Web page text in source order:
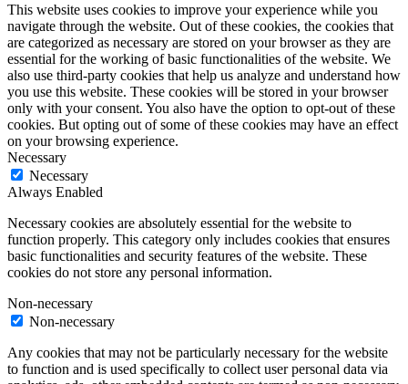
This website uses cookies to improve your experience while you
navigate through the website. Out of these cookies, the cookies that
are categorized as necessary are stored on your browser as they are
essential for the working of basic functionalities of the website. We
also use third-party cookies that help us analyze and understand how
you use this website. These cookies will be stored in your browser
only with your consent. You also have the option to opt-out of these
cookies. But opting out of some of these cookies may have an effect
on your browsing experience.
Necessary
Necessary
Always Enabled
Necessary cookies are absolutely essential for the website to
function properly. This category only includes cookies that ensures
basic functionalities and security features of the website. These
cookies do not store any personal information.
Non-necessary
Non-necessary
Any cookies that may not be particularly necessary for the website
to function and is used specifically to collect user personal data via